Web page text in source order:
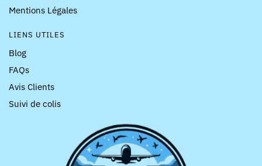
Mentions Légales
LIENS UTILES
Blog
FAQs
Avis Clients
Suivi de colis